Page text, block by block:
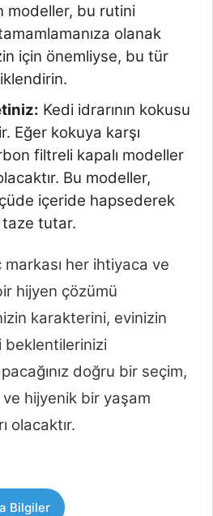
modeller, bu rutini
olanak
için önemliyse, bu tür
Kedi idrarının kokusu
Eğer kokuya karşı
filtreli kapalı modeller
Bu modeller,
içeride hapsederek
taze tutar.
her ihtiyaca ve
hijyen çözümü
karakterini, evinizin
beklentilerinizi
doğru bir seçim,
hijyenik bir yaşam
olacaktır.
Bilgiler